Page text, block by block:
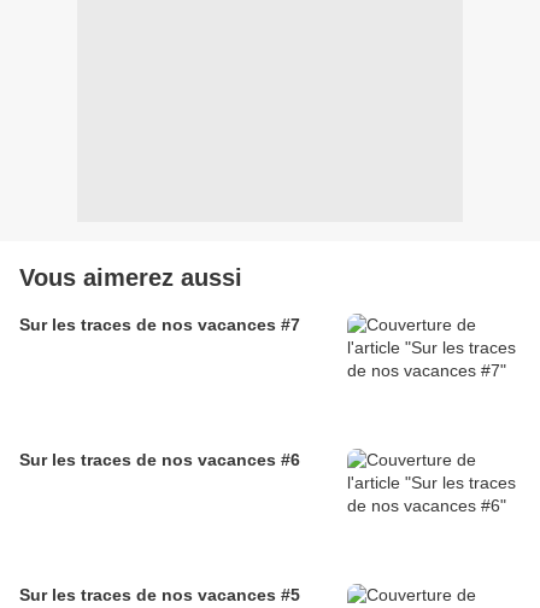
Vous aimerez aussi
Sur les traces de nos vacances #7
Sur les traces de nos vacances #6
Sur les traces de nos vacances #5